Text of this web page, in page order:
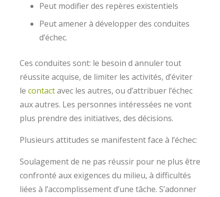
Peut modifier des repères existentiels
Peut amener à développer des conduites
d’échec.
Ces conduites sont: le besoin d annuler tout
réussite acquise, de limiter les activités, d’éviter
le contactavec les autres, ou d’attribuer l’échec
aux autres. Les personnes intéressées ne vont
plus prendre des initiatives, des décisions.
Plusieurs attitudes se manifestent face à l’échec:
Soulagement de ne pas réussir pour ne plus être
confronté aux exigences du milieu, à difficultés
liées à l’accomplissement d’une tâche. S’adonner